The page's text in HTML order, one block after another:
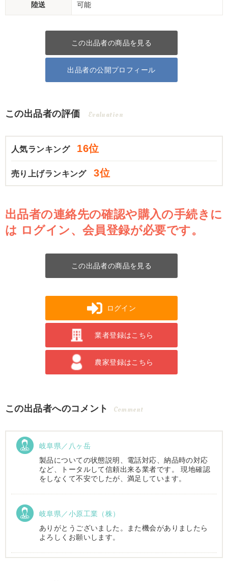
陸送 可能
この出品者の商品を見る
出品者の公開プロフィール
この出品者の評価 Evaluation
人気ランキング 16位
売り上げランキング 3位
出品者の連絡先の確認や購入の手続きに
は ログイン、会員登録が必要です。
この出品者の商品を見る
ログイン
業者登録はこちら
農家登録はこちら
この出品者へのコメント Comment
岐阜県／八ヶ岳
製品についての状態説明、電話対応、納品時の対応
など、トータルして信頼出来る業者です。 現地確認
をしなくて不安でしたが、満足しています。
岐阜県／小原工業（株）
ありがとうございました。また機会がありましたら
よろしくお願いします。